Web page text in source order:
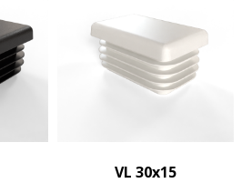
VL 30x15